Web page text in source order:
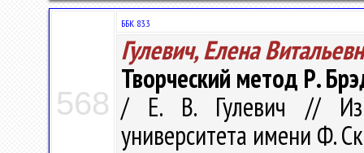
568
ББК 83.3
Гулевич, Елена
Творческий метод Р.
/ Е. В. Гулевич //
университета имени Ф.